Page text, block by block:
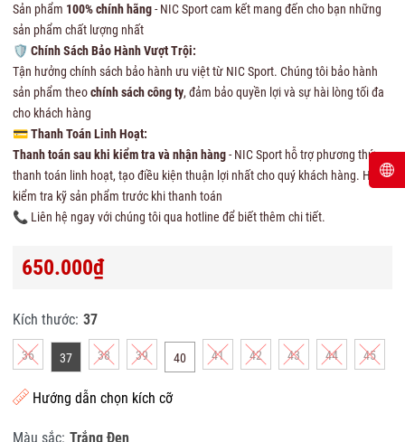
Sản phẩm 100% chính hãng- NIC Sport cam kết mang đến cho bạn những
sản phẩm chất lượng nhất
🛡 Chính Sách Bảo Hành Vượt Trội:
Tận hưởng chính sách bảo hành ưu việt từ NIC Sport. Chúng tôi bảo hành
sản phẩm theochính sách công ty, đảm bảo quyền lợi và sự hài lòng tối đa
cho khách hàng
💳Thanh Toán Linh Hoạt:
Thanh toán sau khi kiểm tra và nhận hàng- NIC Sport hỗ trợ phương thức
thanh toán linh hoạt, tạo điều kiện thuận lợi nhất cho quý khách hàng. Hãy
kiểm tra kỹ sản phẩm trước khi thanh toán
📞 Liên hệ ngay với chúng tôi qua hotline để biết thêm chi tiết.
650.000₫
Kích thước: 37
36 37 38 39 40 41 42 43 44 45
Hướng dẫn chọn kích cỡ
Màu sắc: Trắng Đen